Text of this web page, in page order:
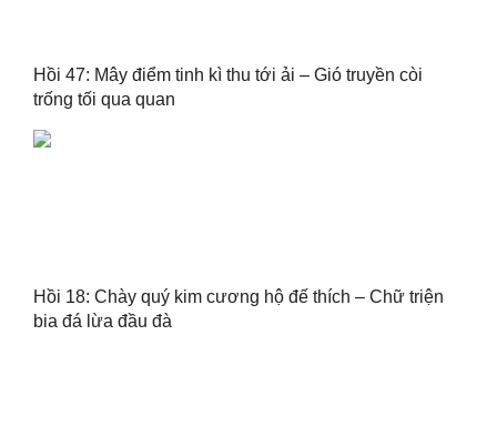
Hồi 47: Mây điểm tinh kì thu tới ải – Gió truyền còi
trống tối qua quan
Hồi 18: Chày quý kim cương hộ đế thích – Chữ triện
bia đá lừa đầu đà